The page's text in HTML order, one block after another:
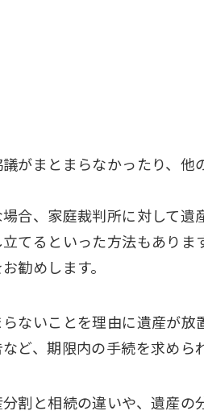
がまとまらなかったり、
合、家庭裁判所に対して
てるといった方法もあり
勧めします。
ないことを理由に遺産が
ど、期限内の手続を求めら
割と相続の違いや、遺産の